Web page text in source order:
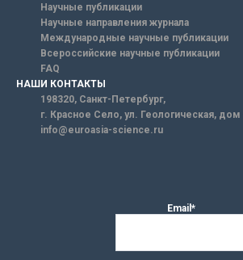
Научные публикации
Научные направления журнала
Международные научные публикации
Всероссийские научные публикации
FAQ
НАШИ КОНТАКТЫ
198320, Санкт-Петербург,
г. Красное Село, ул. Геологическая,
info@euroasia-science.ru
Email*